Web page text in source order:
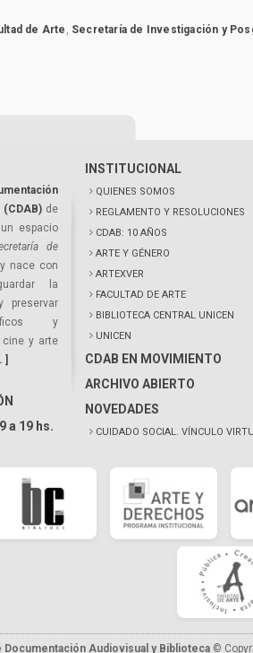
de Arte , Secretaría de Investigación y
de
espacio
de
y nace con
la
preservar
y
cine y arte
]
a 19 hs.
INSTITUCIONAL
QUIENES SOMOS
REGLAMENTO Y RESOLUCIONES
CDAB: 10 AÑOS
ARTE Y GÉNERO
ARTEXVER
FACULTAD DE ARTE
BIBLIOTECA CENTRAL UNICEN
UNICEN
CDAB EN MOVIMIENTO
ARCHIVO ABIERTO
NOVEDADES
CUIDADO SOCIAL. VÍNCULO
Documentación Audiovisual y Biblioteca ©